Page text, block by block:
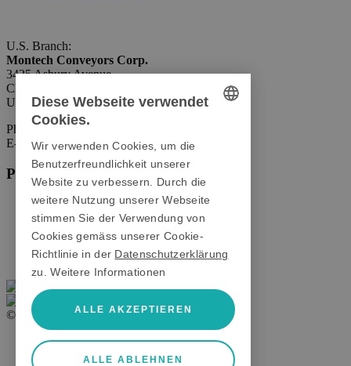
U.S. Branch:
Montech Conveyors Corp.
3425 Asbury Avenue
Charlotte, NC 28206
USA
Phone:+1 980 207-3622
E-Mail:info.us@montech.com
Produkte
Förderbänder
Rollenbahnen
Transfersysteme
Aluprofile
Schutzeinrichtungen
© 2026 Montech AG
AGB
ENGLISH
ITALIAN
Diese Webseite verwendet
Cookies.
Wir verwenden Cookies, um die
Benutzerfreundlichkeit unserer
Website zu verbessern. Durch die
weitere Nutzung unserer Webseite
stimmen Sie der Verwendung von
Cookies gemäss unserer Cookie-
Richtlinie in der Datenschutzerklärung
zu.
Weitere Informationen
ALLE AKZEPTIEREN
ALLE ABLEHNEN